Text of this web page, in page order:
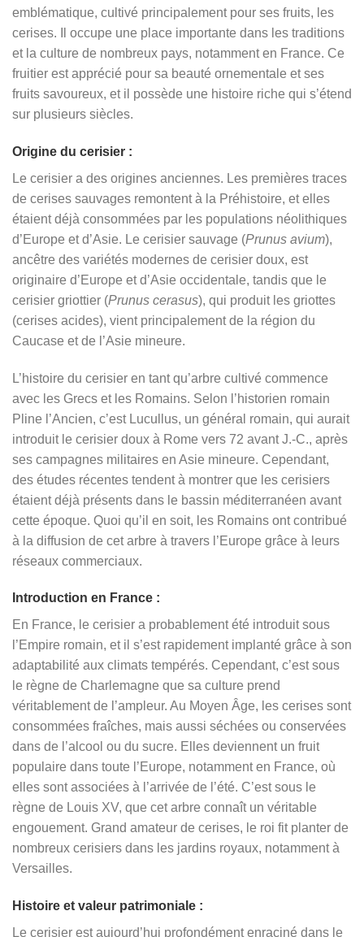
emblématique, cultivé principalement pour ses fruits, les
cerises. Il occupe une place importante dans les traditions
et la culture de nombreux pays, notamment en France. Ce
fruitier est apprécié pour sa beauté ornementale et ses
fruits savoureux, et il possède une histoire riche qui s’étend
sur plusieurs siècles.
Origine du cerisier :
Le cerisier a des origines anciennes. Les premières traces
de cerises sauvages remontent à la Préhistoire, et elles
étaient déjà consommées par les populations néolithiques
d’Europe et d’Asie. Le cerisier sauvage (Prunus avium),
ancêtre des variétés modernes de cerisier doux, est
originaire d’Europe et d’Asie occidentale, tandis que le
cerisier griottier (Prunus cerasus), qui produit les griottes
(cerises acides), vient principalement de la région du
Caucase et de l’Asie mineure.
L’histoire du cerisier en tant qu’arbre cultivé commence
avec les Grecs et les Romains. Selon l’historien romain
Pline l’Ancien, c’est Lucullus, un général romain, qui aurait
introduit le cerisier doux à Rome vers 72 avant J.-C., après
ses campagnes militaires en Asie mineure. Cependant,
des études récentes tendent à montrer que les cerisiers
étaient déjà présents dans le bassin méditerranéen avant
cette époque. Quoi qu’il en soit, les Romains ont contribué
à la diffusion de cet arbre à travers l’Europe grâce à leurs
réseaux commerciaux.
Introduction en France :
En France, le cerisier a probablement été introduit sous
l’Empire romain, et il s’est rapidement implanté grâce à son
adaptabilité aux climats tempérés. Cependant, c’est sous
le règne de Charlemagne que sa culture prend
véritablement de l’ampleur. Au Moyen Âge, les cerises sont
consommées fraîches, mais aussi séchées ou conservées
dans de l’alcool ou du sucre. Elles deviennent un fruit
populaire dans toute l’Europe, notamment en France, où
elles sont associées à l’arrivée de l’été. C’est sous le
règne de Louis XV, que cet arbre connaît un véritable
engouement. Grand amateur de cerises, le roi fit planter de
nombreux cerisiers dans les jardins royaux, notamment à
Versailles.
Histoire et valeur patrimoniale :
Le cerisier est aujourd’hui profondément enraciné dans le